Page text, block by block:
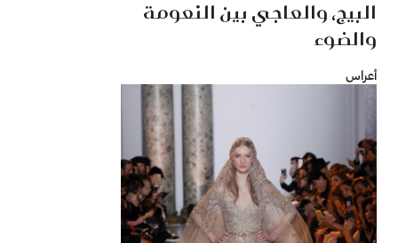
البيج، والعاجي بين النعومة
والضوء
أعراس